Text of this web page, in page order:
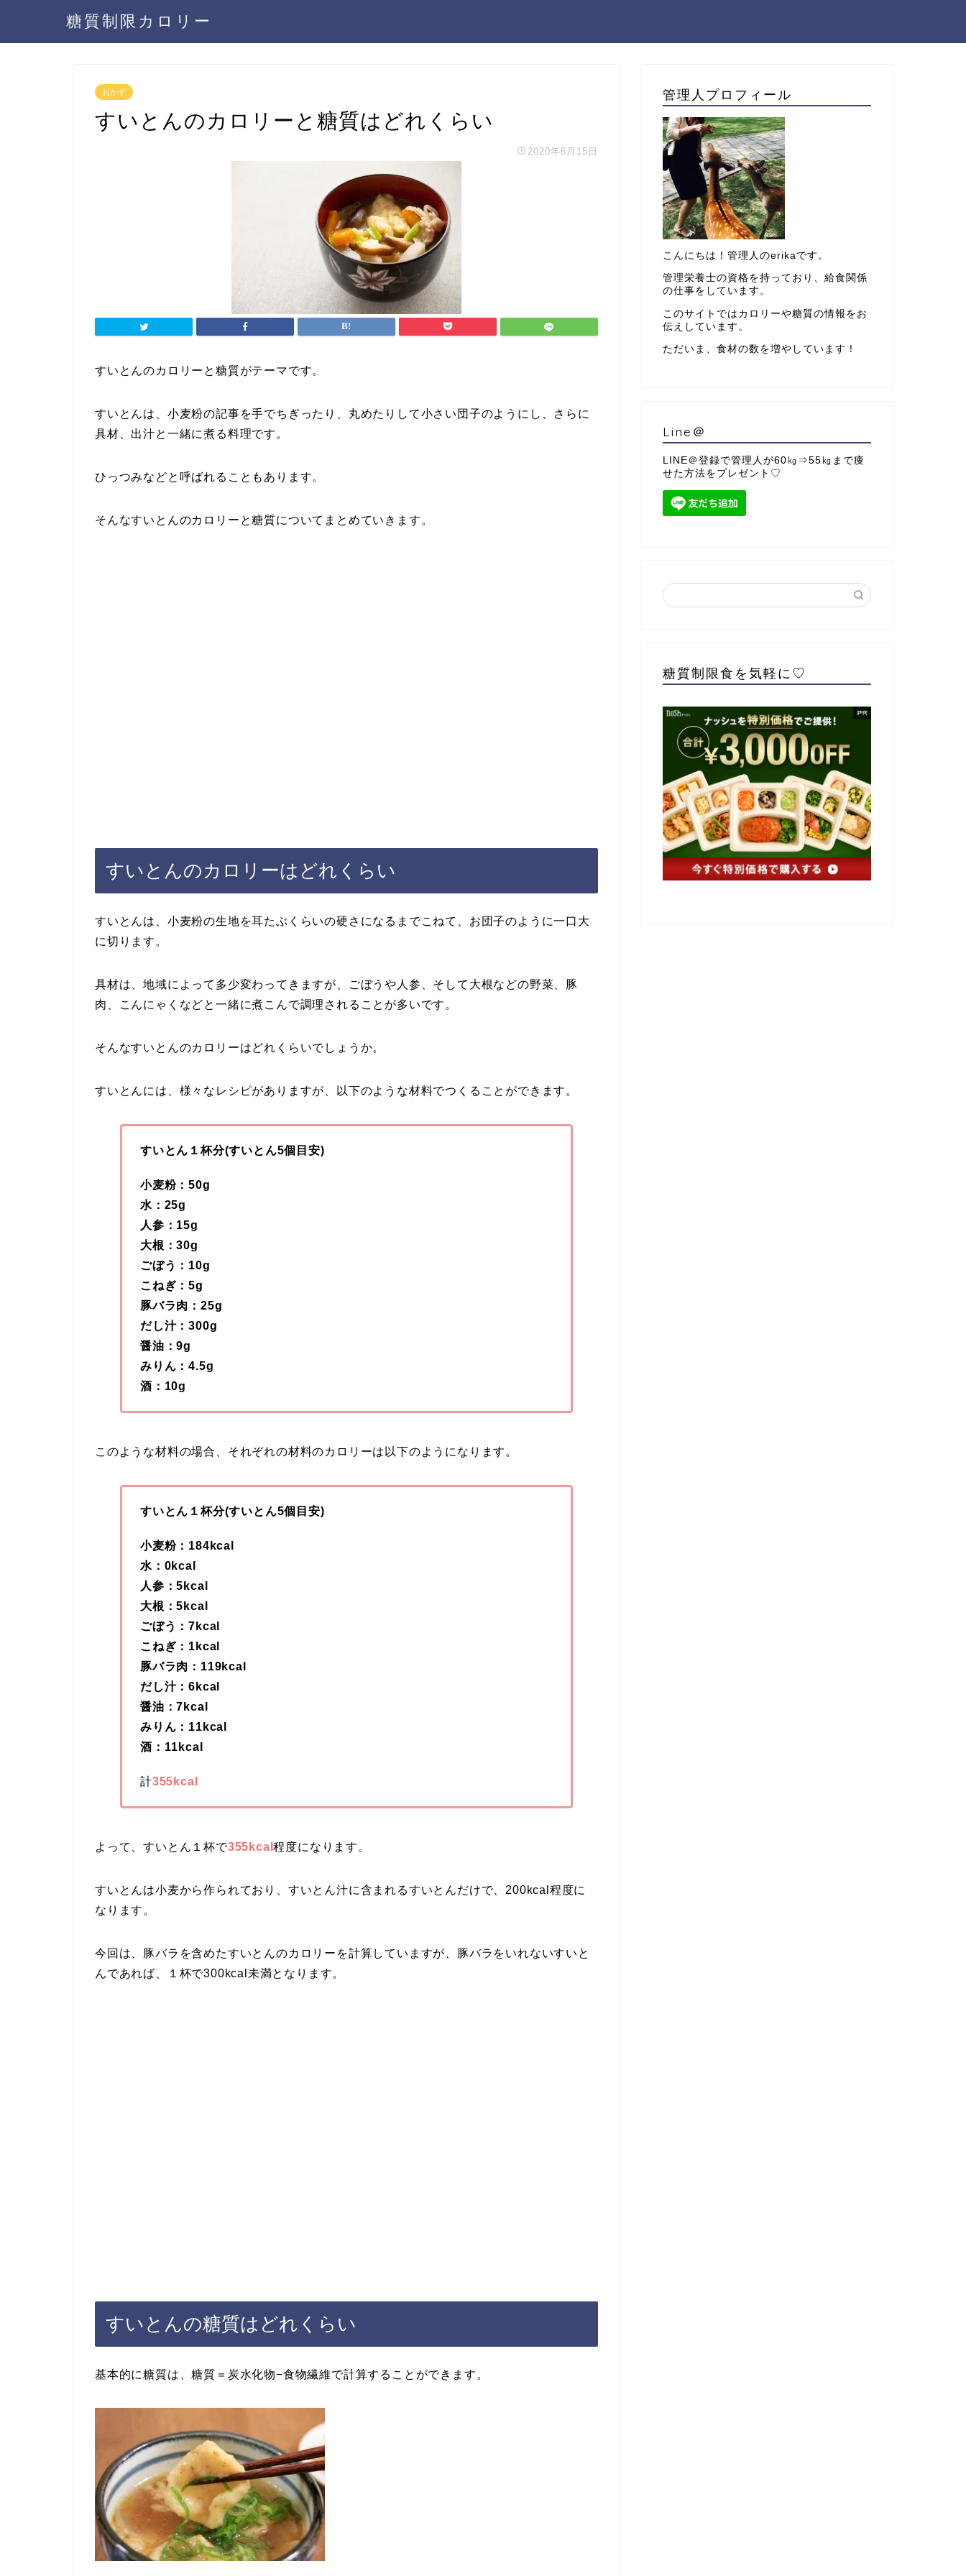
糖質制限カロリー
おかず
すいとんのカロリーと糖質はどれくらい
2020年6月15日
すいとんのカロリーと糖質がテーマです。
すいとんは、小麦粉の記事を手でちぎったり、丸めたりして小さい団子のようにし、さらに
具材、出汁と一緒に煮る料理です。
ひっつみなどと呼ばれることもあります。
そんなすいとんのカロリーと糖質についてまとめていきます。
すいとんのカロリーはどれくらい
すいとんは、小麦粉の生地を耳たぶくらいの硬さになるまでこねて、お団子のように一口大
に切ります。
具材は、地域によって多少変わってきますが、ごぼうや人参、そして大根などの野菜、豚
肉、こんにゃくなどと一緒に煮こんで調理されることが多いです。
そんなすいとんのカロリーはどれくらいでしょうか。
すいとんには、様々なレシピがありますが、以下のような材料でつくることができます。
すいとん１杯分(すいとん5個目安)
小麦粉：50g
水：25g
人参：15g
大根：30g
ごぼう：10g
こねぎ：5g
豚バラ肉：25g
だし汁：300g
醤油：9g
みりん：4.5g
酒：10g
このような材料の場合、それぞれの材料のカロリーは以下のようになります。
すいとん１杯分(すいとん5個目安)
小麦粉：184kcal
水：0kcal
人参：5kcal
大根：5kcal
ごぼう：7kcal
こねぎ：1kcal
豚バラ肉：119kcal
だし汁：6kcal
醤油：7kcal
みりん：11kcal
酒：11kcal
計355kcal
よって、すいとん１杯で355kcal程度になります。
すいとんは小麦から作られており、すいとん汁に含まれるすいとんだけで、200kcal程度に
なります。
今回は、豚バラを含めたすいとんのカロリーを計算していますが、豚バラをいれないすいと
んであれば、１杯で300kcal未満となります。
すいとんの糖質はどれくらい
基本的に糖質は、糖質＝炭水化物−食物繊維で計算することができます。
管理人プロフィール
こんにちは！管理人のerikaです。
管理栄養士の資格を持っており、給食関係
の仕事をしています。
このサイトではカロリーや糖質の情報をお
伝えしています。
ただいま、食材の数を増やしています！
Line＠
LINE＠登録で管理人が60㎏⇒55㎏まで痩
せた方法をプレゼント♡
糖質制限食を気軽に♡